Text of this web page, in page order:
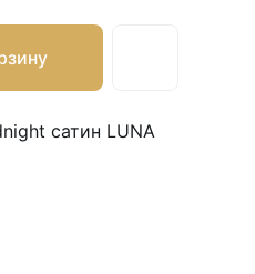
сатин LUNA